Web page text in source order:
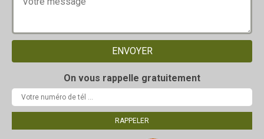
On vous rappelle gratuitement